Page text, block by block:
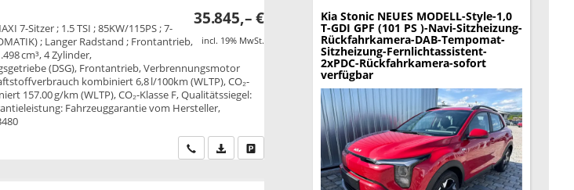
35.845,– €
incl. 19% MwSt.
7-Sitzer ; 1.5 TSI ; 85KW/115PS ; 7-
; Langer Radstand ; Frontantrieb,
cm³, 4 Zylinder,
(DSG), Frontantrieb, Verbrennungsmotor
kombiniert 6,8 l/100km (WLTP), CO₂-
157.00 g/km (WLTP), CO₂-Klasse F, Qualitätssiegel:
Fahrzeuggarantie vom Hersteller,
Wir rufen Sie anPDF-Datei, Fahrzeugexposé drucken
Drucken, parken oder vergleichen
Kia Stonic NEUES MODELL-Style-1,0
T-GDI GPF (101 PS )-Navi-Sitzheizung-
Rückfahrkamera-DAB-Tempomat-
Sitzheizung-Fernlichtassistent-
2xPDC-Rückfahrkamera-sofort
verfügbar